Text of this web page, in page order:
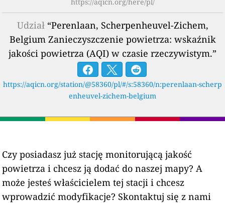
Udział“Perenlaan, Scherpenheuvel-Zichem,
Belgium Zanieczyszczenie powietrza: wskaźnik
jakości powietrza (AQI) w czasie rzeczywistym.”
https://aqicn.org/station/@58360/pl/#/s:58360/n:perenlaan-scherp
enheuvel-zichem-belgium
Czy posiadasz już stację monitorującą jakość
powietrza i chcesz ją dodać do naszej mapy? A
może jesteś właścicielem tej stacji i chcesz
wprowadzić modyfikacje? Skontaktuj się z nami